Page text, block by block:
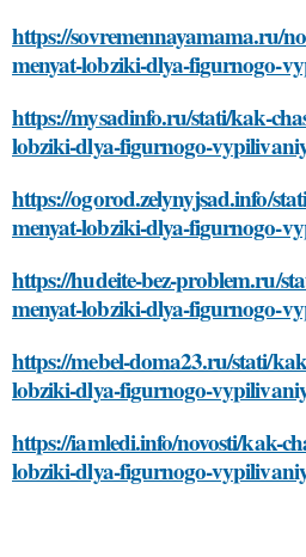
https://sovremennayamama.ru/
menyat-lobziki-dlya-figurnogo-
https://mysadinfo.ru/stati/kak-
lobziki-dlya-figurnogo-
https://ogorod.zelynyjsad.info/
menyat-lobziki-dlya-figurnogo-
https://hudeite-bez-problem.ru/
menyat-lobziki-dlya-figurnogo-
https://mebel-doma23.ru/stati/
lobziki-dlya-figurnogo-
https://iamledi.info/novosti/kak-
lobziki-dlya-figurnogo-